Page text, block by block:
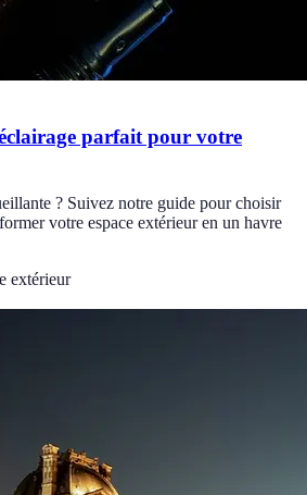
parfait pour votre
? Suivez notre guide pour choisir
votre espace extérieur en un havre
extérieur